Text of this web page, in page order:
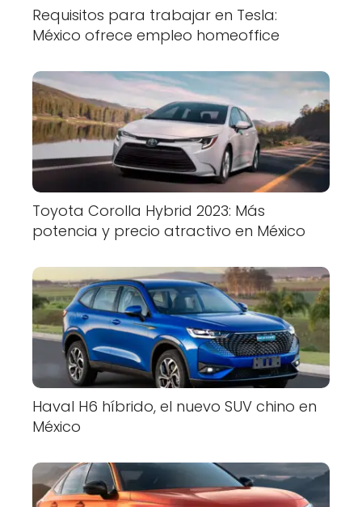
Requisitos para trabajar en Tesla:
México ofrece empleo homeoffice
Toyota Corolla Hybrid 2023: Más
potencia y precio atractivo en México
Haval H6 híbrido, el nuevo SUV chino en
México